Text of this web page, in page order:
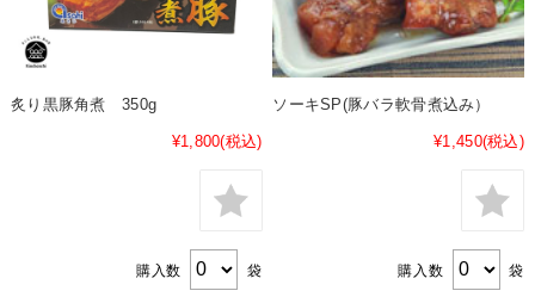
炙り黒豚角煮 350g
¥1,800(税込)
購入数 袋
ソーキSP(豚バラ軟骨煮込み）
¥1,450(税込)
購入数 袋